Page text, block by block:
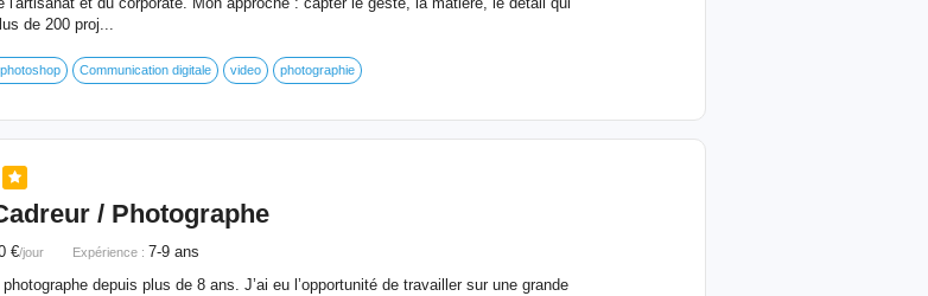
de 200 proj...
Communication digitale video photographie
/ Photographe
€/jour Expérience : 7-9 ans
depuis plus de 8 ans. J’ai eu l’opportunité de travailler sur une grande